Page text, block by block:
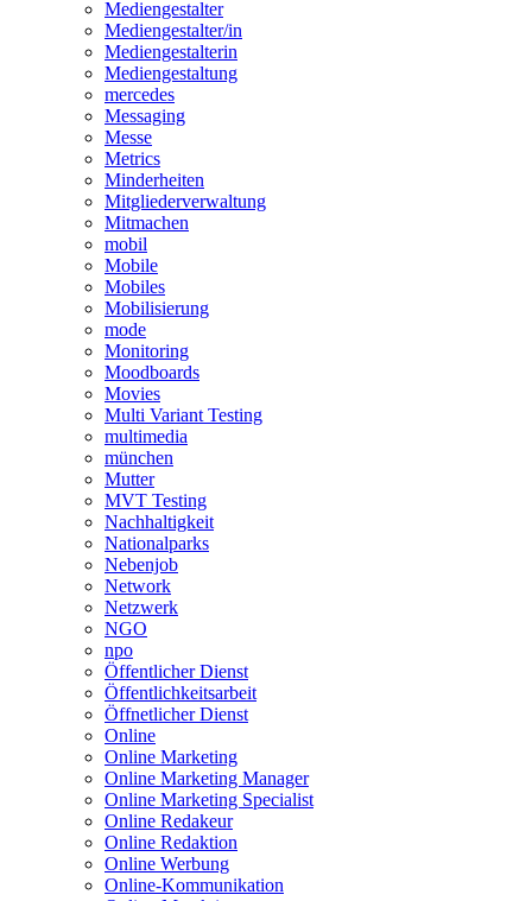
Mediengestalter
Mediengestalter/in
Mediengestalterin
Mediengestaltung
mercedes
Messaging
Messe
Metrics
Minderheiten
Mitgliederverwaltung
Mitmachen
mobil
Mobile
Mobiles
Mobilisierung
mode
Monitoring
Moodboards
Movies
Multi Variant Testing
multimedia
münchen
Mutter
MVT Testing
Nachhaltigkeit
Nationalparks
Nebenjob
Network
Netzwerk
NGO
npo
Öffentlicher Dienst
Öffentlichkeitsarbeit
Öffnetlicher Dienst
Online
Online Marketing
Online Marketing Manager
Online Marketing Specialist
Online Redakeur
Online Redaktion
Online Werbung
Online-Kommunikation